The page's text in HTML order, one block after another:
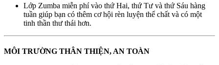
Lớp Zumba miễn phí vào thứ Hai, thứ Tư và thứ Sáu hàng
tuần giúp bạn có thêm cơ hội rèn luyện thể chất và có một
tinh thần thư thái hơn.
MÔI TRƯỜNG THÂN THIỆN, AN TOÀN